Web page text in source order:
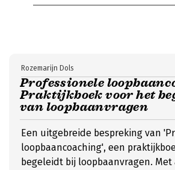
Professionele
Praktijkboek voor het
van loopbaanvragen
Rozemarijn Dols
Een uitgebreide bespreking van
loopbaancoaching', een
begeleidt bij loopbaanvragen.